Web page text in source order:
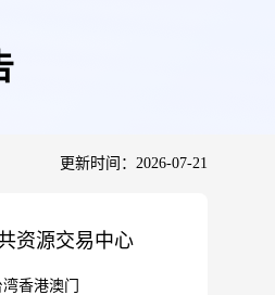
更新时间：2026-07-21
资源交易中心
湾香港澳门